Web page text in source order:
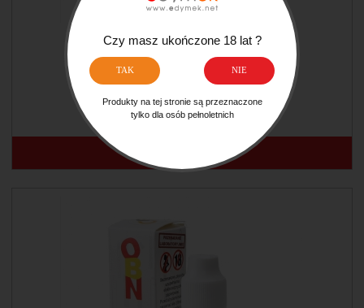
BAZA OPTYMALNA 12MG 10ML
16,99 ZŁ
DO KOSZYKA
Czy masz ukończone 18 lat ?
TAK NIE
Produkty na tej stronie są przeznaczone
tylko dla osób pełnoletnich